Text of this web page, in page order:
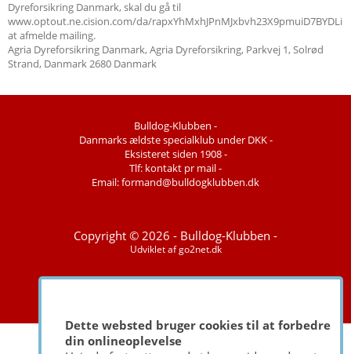
Dette websted bruger cookies til at forbedre
din onlineoplevelse
Dyreforsikring Danmark, skal du gå til
www.optout.ne.cision.com/da/
at afmelde mailing.
Agria Dyreforsikring Danmark, Agria Dyreforsikring, Parkvej 1, Solrød
Strand, Danmark 2680 Danmark
Bulldog-Klubben -
Danmarks ældste specialklub under DKK -
Eksisteret siden 1908 -
Tlf: kontakt pr mail -
Email: formand@bulldogklubben.dk
Copyright © 2026 - Bulldog-Klubben -
Udviklet afgo2net.dk